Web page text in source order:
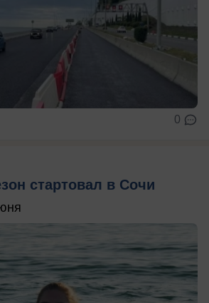
0
стартовал в Сочи